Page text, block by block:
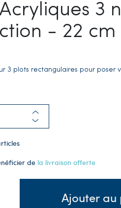
3
- 22 cm
3 plots rectangulaires pour poser
de la livraison offerte
Ajouter